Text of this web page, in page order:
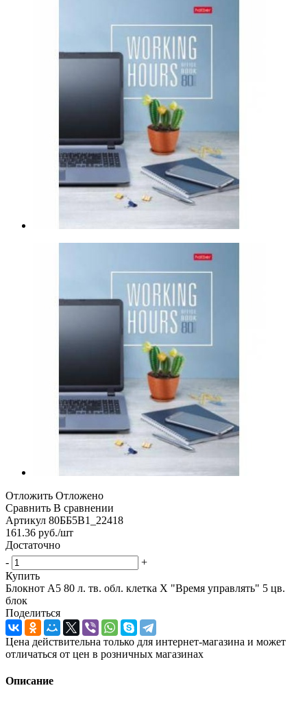
Отложить Отложено
Сравнить В сравнении
Артикул 80ББ5В1_22418
161.36 руб./шт
Достаточно
-
+
Купить
Блокнот А5 80 л. тв. обл. клетка Х "Время управлять" 5 цв.
блок
Поделиться
Цена действительна только для интернет-магазина и может
отличаться от цен в розничных магазинах
Описание